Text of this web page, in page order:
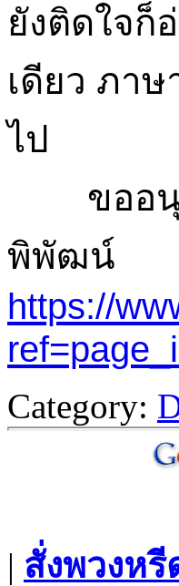
ยังติดใจก็
เดียว ภา
ไป
ขออนุญ
พิพัฒน์
https://
Category:
| สั่งพวงหรี